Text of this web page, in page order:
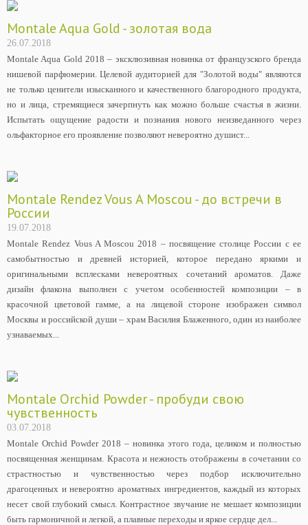
Montale Aqua Gold - золотая вода
26.07.2018
Montale Aqua Gold 2018 – эксклюзивная новинка от французского бренда
нишевой парфюмерии. Целевой аудиторией для "Золотой воды" являются
не только ценители изысканного и качественного благородного продукта,
но и лица, стремящиеся зачерпнуть как можно больше счастья в жизни.
Испытать ощущение радости и познания нового неизведанного через
ольфакторное его проявление позволяют невероятно душист...
Montale Rendez Vous A Moscou - до встречи в
России
19.07.2018
Montale Rendez Vous A Moscou 2018 – посвящение столице России с ее
самобытностью и древней историей, которое передано яркими и
оригинальными всплесками невероятных сочетаний ароматов. Даже
дизайн флакона выполнен с учетом особенностей композиции – в
красочной цветовой гамме, а на лицевой стороне изображен символ
Москвы и российской души – храм Василия Блаженного, один из наиболее
узнаваемых...
Montale Orchid Powder - пробуди свою
чувственность
03.07.2018
Montale Orchid Powder 2018 – новинка этого года, целиком и полностью
посвященная женщинам. Красота и нежность отображены в сочетании со
страстностью и чувственностью через подбор исключительно
драгоценных и невероятно ароматных ингредиентов, каждый из которых
несет свой глубокий смысл. Контрастное звучание не мешает композиции
быть гармоничной и легкой, а плавные переходы и яркое сердце дел...